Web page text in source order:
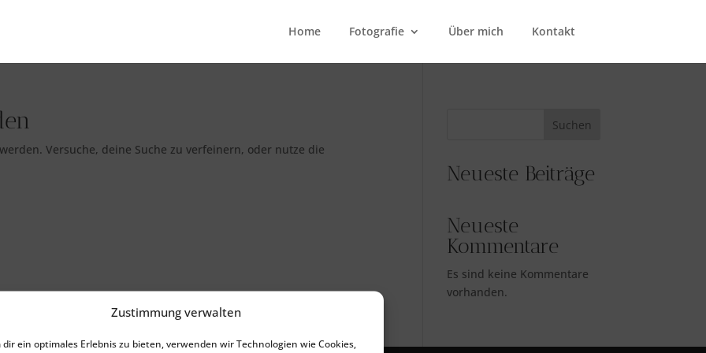
Zustimmung verwalten
dir ein optimales Erlebnis zu bieten, verwenden wir Technologien wie Cookies,
Home Fotografie Über mich Kontakt
Versuche, deine Suche zu verfeinern, oder nutze die
Suchen
Neueste Beiträge
Neueste
Kommentare
Es sind keine Kommentare
vorhanden.